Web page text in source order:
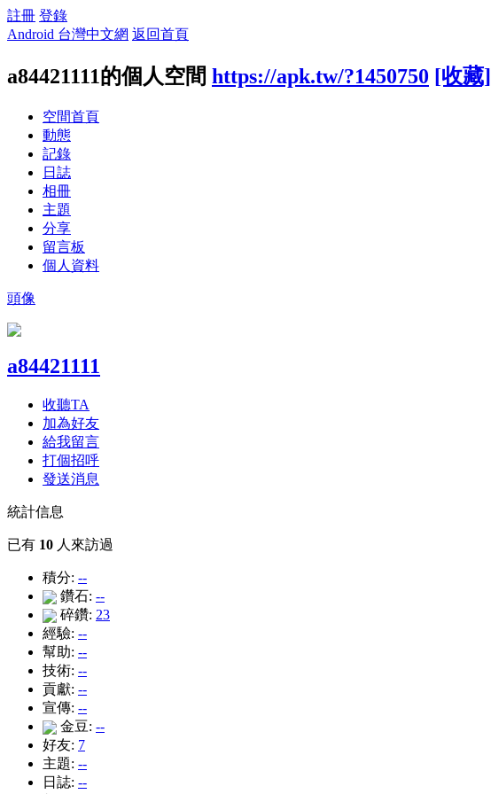
註冊 登錄
Android 台灣中文網 返回首頁
a84421111的個人空間 https://apk.tw/?1450750 [收藏]
空間首頁
動態
記錄
日誌
相冊
主題
分享
留言板
個人資料
頭像
a84421111
收聽TA
加為好友
給我留言
打個招呼
發送消息
統計信息
已有 10 人來訪過
積分: --
鑽石: --
碎鑽: 23
經驗: --
幫助: --
技術: --
貢獻: --
宣傳: --
金豆: --
好友: 7
主題: --
日誌: --